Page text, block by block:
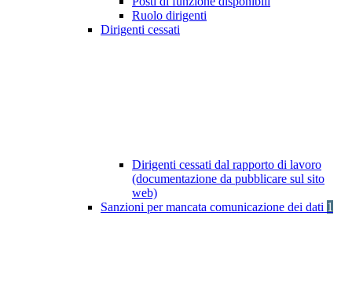
Ruolo dirigenti
Dirigenti cessati
Dirigenti cessati dal rapporto di lavoro
(documentazione da pubblicare sul sito
web)
Sanzioni per mancata comunicazione dei dati 1